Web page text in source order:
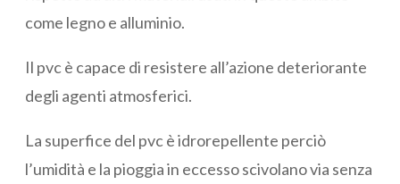
come legno e alluminio.
Il pvc è capace di resistere all’azione deteriorante
degli agenti atmosferici.
La superfice del pvc è idrorepellente perciò
l’umidità e la pioggia in eccesso scivolano via senza